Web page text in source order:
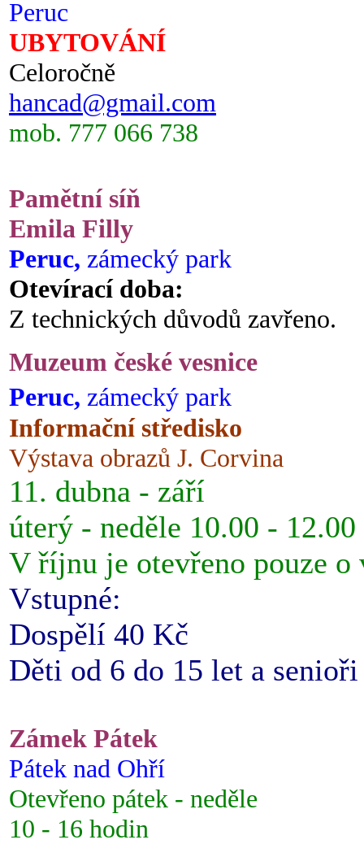
Peruc
UBYTOVÁNÍ
Celoročně
hancad@gmail.com
mob. 777 066 738
Pamětní síň
Emila Filly
Peruc, zámecký park
Otevírací doba:
Z technických důvodů zavřeno.
Muzeum české vesnice
Peruc, zámecký park
Informační středisko
Výstava obrazů J. Corvina
11. dubna - září
úterý - neděle 10.00 -
V říjnu je otevřeno pouze o
Vstupné:
Dospělí 40 Kč
Děti od 6 do 15 let a
Zámek Pátek
Pátek nad Ohří
Otevřeno pátek - neděle
10 - 16 hodin